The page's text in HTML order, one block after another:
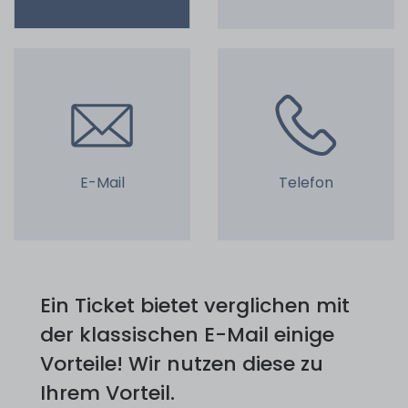
E-Mail Telefon
Ein Ticket bietet verglichen mit
der klassischen E-Mail einige
Vorteile! Wir nutzen diese zu
Ihrem Vorteil.